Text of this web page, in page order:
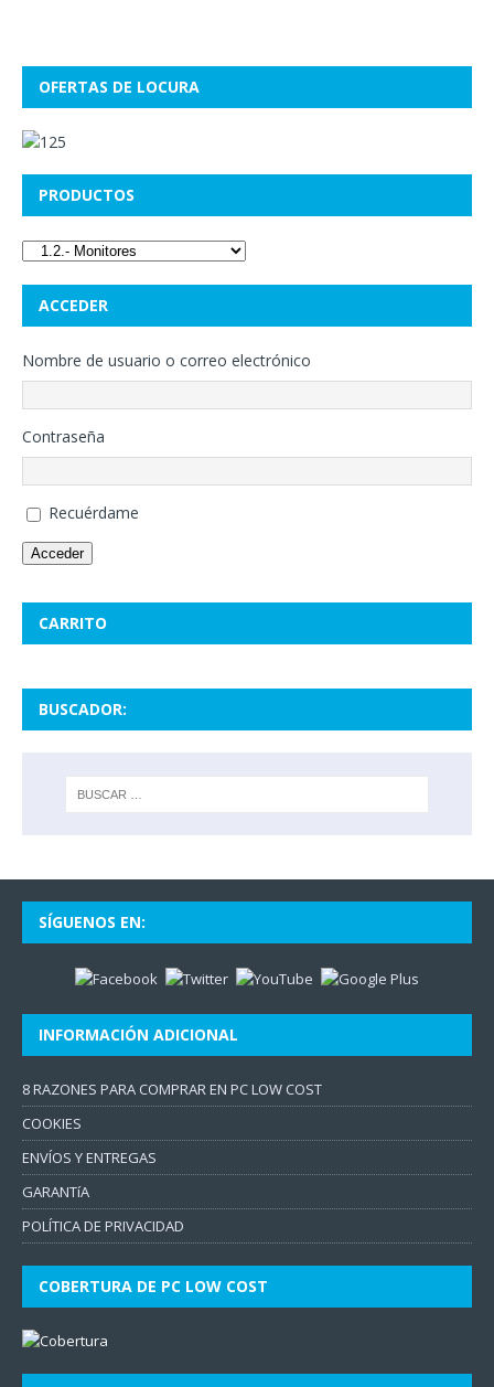
OFERTAS DE LOCURA
PRODUCTOS
ACCEDER
Nombre de usuario o correo electrónico
Contraseña
Recuérdame
Acceder
CARRITO
BUSCADOR:
SÍGUENOS EN:
INFORMACIÓN ADICIONAL
8 RAZONES PARA COMPRAR EN PC LOW COST
COOKIES
ENVÍOS Y ENTREGAS
GARANTíA
POLÍTICA DE PRIVACIDAD
COBERTURA DE PC LOW COST